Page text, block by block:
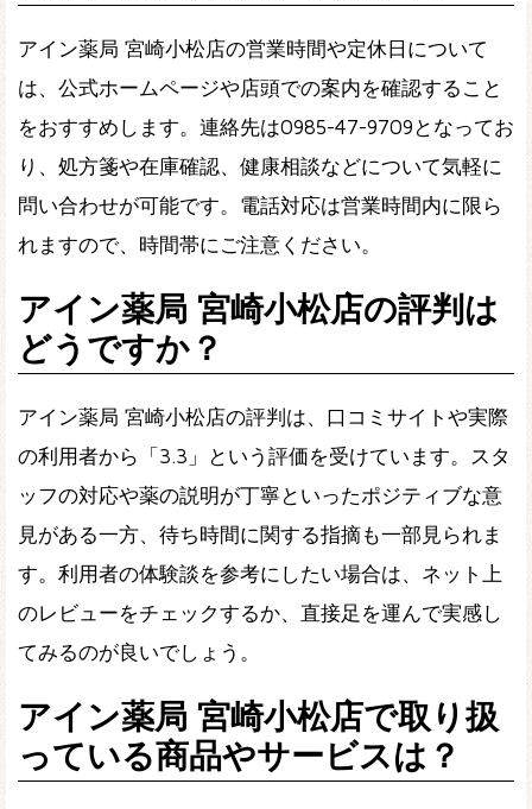
アイン薬局 宮崎小松店の営業時間や定休日について
は、公式ホームページや店頭での案内を確認すること
をおすすめします。連絡先は0985-47-9709となってお
り、処方箋や在庫確認、健康相談などについて気軽に
問い合わせが可能です。電話対応は営業時間内に限ら
れますので、時間帯にご注意ください。
アイン薬局 宮崎小松店の評判は
どうですか？
アイン薬局 宮崎小松店の評判は、口コミサイトや実際
の利用者から「3.3」という評価を受けています。スタ
ッフの対応や薬の説明が丁寧といったポジティブな意
見がある一方、待ち時間に関する指摘も一部見られま
す。利用者の体験談を参考にしたい場合は、ネット上
のレビューをチェックするか、直接足を運んで実感し
てみるのが良いでしょう。
アイン薬局 宮崎小松店で取り扱
っている商品やサービスは？